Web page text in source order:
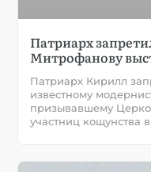
Патриарх
Митрофанову
Патриарх Кирилл
известному
призывавшему
участниц кощунства